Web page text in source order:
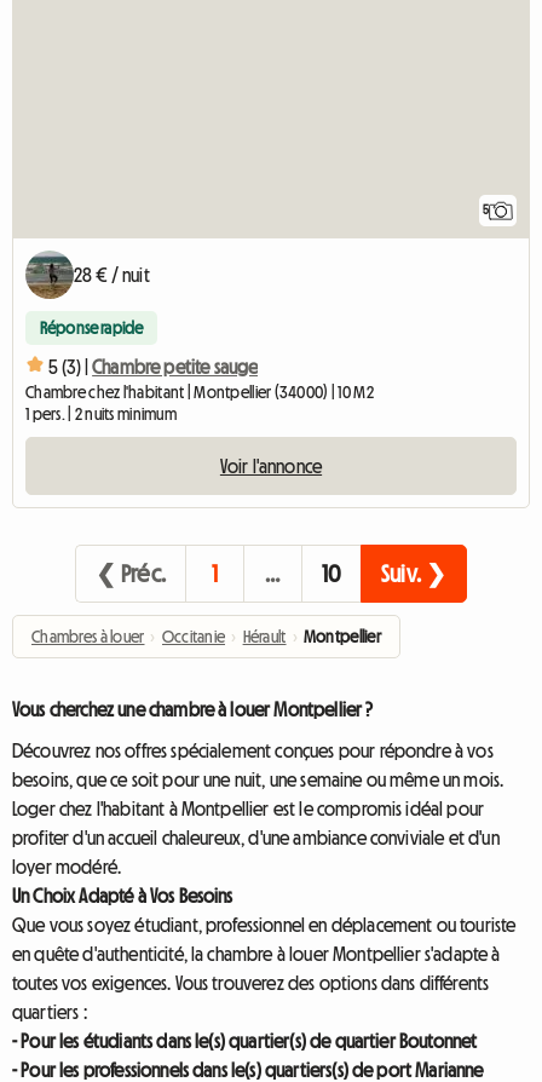
5
28 € / nuit
Réponse rapide
5 (3) | Chambre petite sauge
Chambre chez l'habitant | Montpellier (34000) | 10 M2
1 pers. | 2 nuits minimum
Voir l'annonce
❮ Préc. 1 … 10 Suiv. ❯
Chambres à louer › Occitanie › Hérault › Montpellier
Vous cherchez une chambre à louer Montpellier ?
Découvrez nos offres spécialement conçues pour répondre à vos
besoins, que ce soit pour une nuit, une semaine ou même un mois.
Loger chez l'habitant à Montpellier est le compromis idéal pour
profiter d'un accueil chaleureux, d'une ambiance conviviale et d'un
loyer modéré.
Un Choix Adapté à Vos Besoins
Que vous soyez étudiant, professionnel en déplacement ou touriste
en quête d'authenticité, la chambre à louer Montpellier s'adapte à
toutes vos exigences. Vous trouverez des options dans différents
quartiers :
- Pour les étudiants dans le(s) quartier(s) de quartier Boutonnet
- Pour les professionnels dans le(s) quartiers(s) de port Marianne